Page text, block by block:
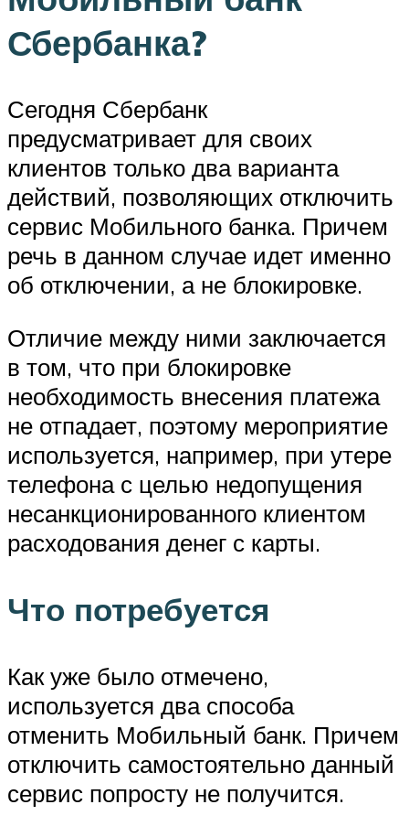
Сбербанка?
Сегодня Сбербанк
предусматривает для своих
клиентов только два варианта
действий, позволяющих отключить
сервис Мобильного банка. Причем
речь в данном случае идет именно
об отключении, а не блокировке.
Отличие между ними заключается
в том, что при блокировке
необходимость внесения платежа
не отпадает, поэтому мероприятие
используется, например, при утере
телефона с целью недопущения
несанкционированного клиентом
расходования денег с карты.
Что потребуется
Как уже было отмечено,
используется два способа
отменить Мобильный банк. Причем
отключить самостоятельно данный
сервис попросту не получится.